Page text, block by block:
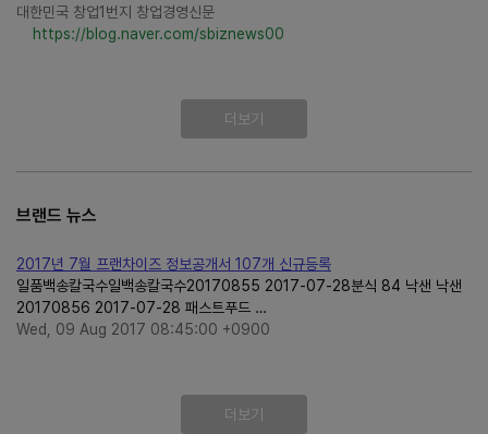
대한민국 창업1번지 창업경영신문
https://blog.naver.com/sbiznews00
더보기
브랜드 뉴스
2017년 7월 프랜차이즈 정보공개서 107개 신규등록
일품백송칼국수일백송칼국수20170855 2017-07-28분식 84 낙샌 낙샌
20170856 2017-07-28 패스트푸드 …
Wed, 09 Aug 2017 08:45:00 +0900
더보기